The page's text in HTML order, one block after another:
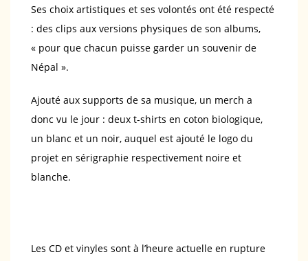
Ses choix artistiques et ses volontés ont été respecté
: des clips aux versions physiques de son albums,
« pour que chacun puisse garder un souvenir de
Népal ».
Ajouté aux supports de sa musique, un merch a
donc vu le jour : deux t-shirts en coton biologique,
un blanc et un noir, auquel est ajouté le logo du
projet en sérigraphie respectivement noire et
blanche.
Les CD et vinyles sont à l’heure actuelle en rupture